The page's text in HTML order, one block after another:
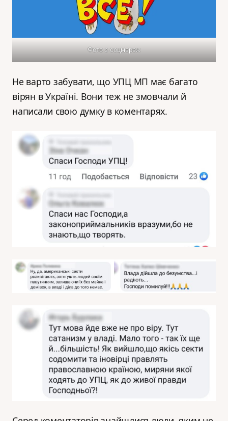
Фото з соцмереж
Не варто забувати, що УПЦ МП має багато
вірян в Україні. Вони теж не змовчали й
написали свою думку в коментарях.